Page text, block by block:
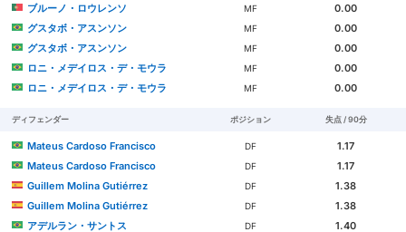
ブルーノ・ロウレンソ
MF
0.00
グスタボ・アスンソン
MF
0.00
グスタボ・アスンソン
MF
0.00
ロニ・メデイロス・デ・モウラ
MF
0.00
ロニ・メデイロス・デ・モウラ
MF 0.00
ディフェンダー ポジション 失点 / 90分
Mateus Cardoso Francisco DF
1.17
Mateus Cardoso Francisco
DF
1.17
Guillem Molina Gutiérrez
DF
1.38
Guillem Molina Gutiérrez
DF
1.38
アデルラン・サントス
DF
1.40